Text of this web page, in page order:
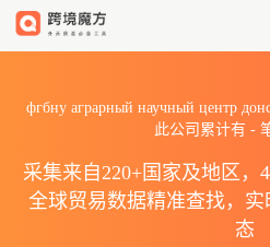
фгбну аграрный научный центр
此公司累计有 -
采集来自220+国家及地区，
全球贸易数据精准查找，
态